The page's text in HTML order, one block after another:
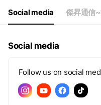
11:30 - 21:30
門市全年無休，誠摯為您服務
Social media 傑昇通信
Social media
Follow us on social